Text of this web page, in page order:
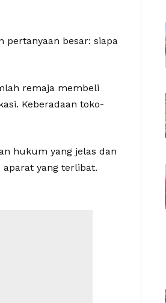
pertanyaan besar: siapa
remaja membeli
Keberadaan toko-
hukum yang jelas dan
yang terlibat.